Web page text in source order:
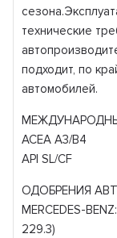
технические
подходит, по
автомобилей.
ACEA A3/B4
API SL/CF
ОДОБРЕНИЯ
MERCEDES-
229.3)